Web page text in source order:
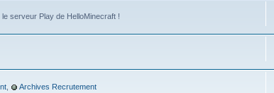
serveur Play de HelloMinecraft !
Archives Recrutement